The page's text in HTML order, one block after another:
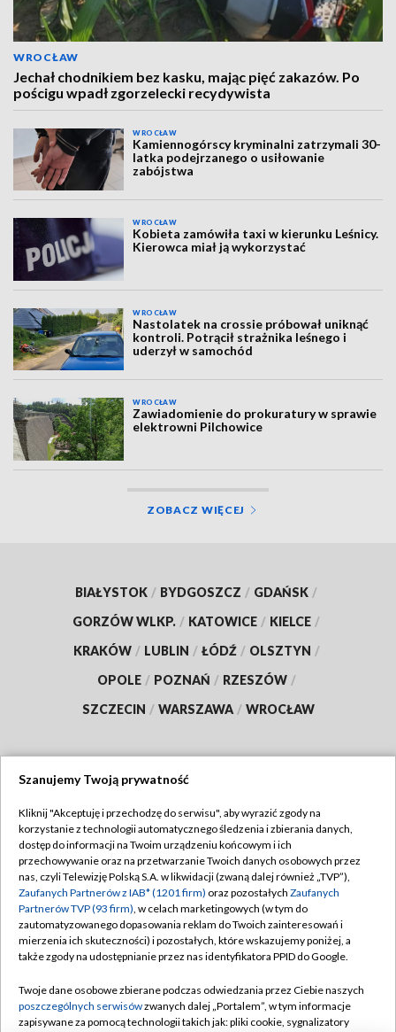
WROCŁAW
Jechał chodnikiem bez kasku, mając pięć zakazów. Po
pościgu wpadł zgorzelecki recydywista
WROCŁAW
Kamiennogórscy kryminalni zatrzymali 30-
latka podejrzanego o usiłowanie
zabójstwa
WROCŁAW
Kobieta zamówiła taxi w kierunku Leśnicy.
Kierowca miał ją wykorzystać
WROCŁAW
Nastolatek na crossie próbował uniknąć
kontroli. Potrącił strażnika leśnego i
uderzył w samochód
WROCŁAW
Zawiadomienie do prokuratury w sprawie
elektrowni Pilchowice
ZOBACZ WIĘCEJ
BIAŁYSTOK / BYDGOSZCZ / GDAŃSK /
GORZÓW WLKP. / KATOWICE / KIELCE /
KRAKÓW / LUBLIN / ŁÓDŹ / OLSZTYN /
OPOLE / POZNAŃ / RZESZÓW /
SZCZECIN / WARSZAWA / WROCŁAW
TVP
Abonament TVP
Emisja w TVP
Centrum informacji TVP
Naziemna Telewizja Cyfrowa
Rada Programowa
Regulamin TVP
Polityka prywatności
Moje zgody
Pomoc
Kontakt
Szanujemy Twoją prywatność
Kliknij "Akceptuję i przechodzę do serwisu", aby wyrazić zgody na
korzystanie z technologii automatycznego śledzenia i zbierania danych,
dostęp do informacji na Twoim urządzeniu końcowym i ich
przechowywanie oraz na przetwarzanie Twoich danych osobowych przez
nas, czyli Telewizję Polską S.A. w likwidacji (zwaną dalej również „TVP”),
Zaufanych Partnerów z IAB* (1201 firm) oraz pozostałych Zaufanych
Partnerów TVP (93 firm), w celach marketingowych (w tym do
zautomatyzowanego dopasowania reklam do Twoich zainteresowań i
mierzenia ich skuteczności) i pozostałych, które wskazujemy poniżej, a
także zgody na udostępnianie przez nas identyfikatora PPID do Google.
Twoje dane osobowe zbierane podczas odwiedzania przez Ciebie naszych
poszczególnych serwisówzwanych dalej „Portalem”, w tym informacje
zapisywane za pomocą technologii takich jak: pliki cookie, sygnalizatory